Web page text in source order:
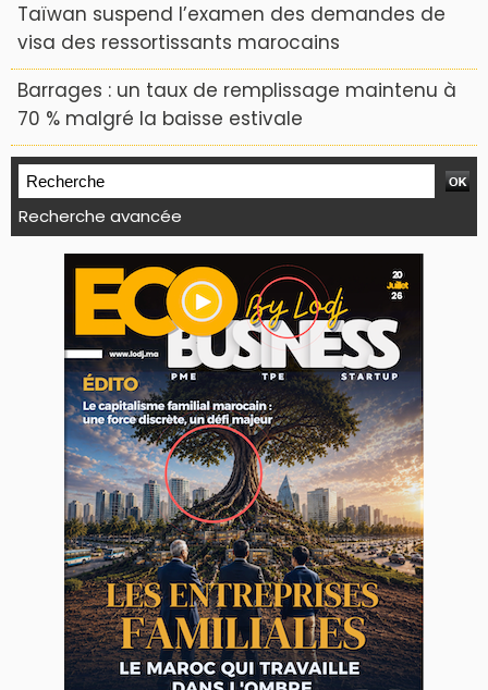
Taïwan suspend l’examen des demandes de
visa des ressortissants marocains
Barrages : un taux de remplissage maintenu à
70 % malgré la baisse estivale
Recherche avancée